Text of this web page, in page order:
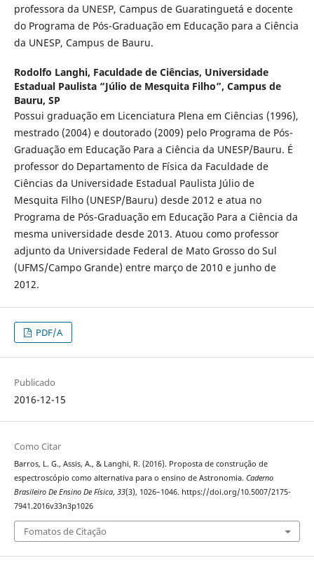
professora da UNESP, Campus de Guaratinguetá e docente
do Programa de Pós-Graduação em Educação para a Ciência
da UNESP, Campus de Bauru.
Rodolfo Langhi, Faculdade de Ciências, Universidade
Estadual Paulista “Júlio de Mesquita Filho”, Campus de
Bauru, SP
Possui graduação em Licenciatura Plena em Ciências (1996),
mestrado (2004) e doutorado (2009) pelo Programa de Pós-
Graduação em Educação Para a Ciência da UNESP/Bauru. É
professor do Departamento de Física da Faculdade de
Ciências da Universidade Estadual Paulista Júlio de
Mesquita Filho (UNESP/Bauru) desde 2012 e atua no
Programa de Pós-Graduação em Educação Para a Ciência da
mesma universidade desde 2013. Atuou como professor
adjunto da Universidade Federal de Mato Grosso do Sul
(UFMS/Campo Grande) entre março de 2010 e junho de
2012.
PDF/A
Publicado
2016-12-15
Como Citar
Barros, L. G., Assis, A., & Langhi, R. (2016). Proposta de construção de
espectroscópio como alternativa para o ensino de Astronomia. Caderno
Brasileiro De Ensino De Física, 33(3), 1026–1046. https://doi.org/10.5007/2175-
7941.2016v33n3p1026
Fomatos de Citação